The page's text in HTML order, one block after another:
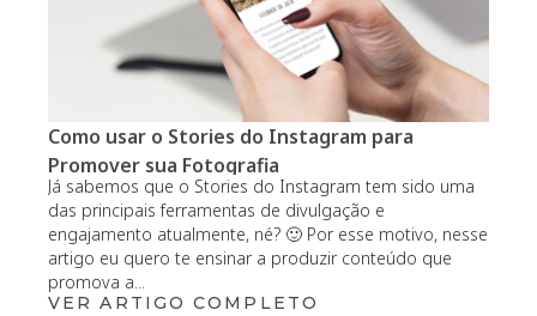
Como usar o Stories do Instagram para
Promover sua Fotografia
Já sabemos que o Stories do Instagram tem sido uma
das principais ferramentas de divulgação e
engajamento atualmente, né? 🙂 Por esse motivo, nesse
artigo eu quero te ensinar a produzir conteúdo que
promova a...
VER ARTIGO COMPLETO